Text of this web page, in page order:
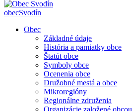
obecSvodín
Obec
Základné údaje
História a pamiatky obce
Štatút obce
Symboly obce
Ocenenia obce
Družobné mestá a obce
Mikroregióny
Regionálne združenia
Organizácie založené obcou